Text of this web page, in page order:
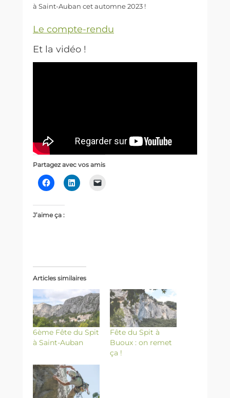
à Saint-Auban cet automne 2023 !
Le compte-rendu
Et la vidéo !
Partagez avec vos amis
J’aime ça :
Articles similaires
6ème Fête du Spit
à Saint-Auban
Fête du Spit à
Buoux : on remet
ça !